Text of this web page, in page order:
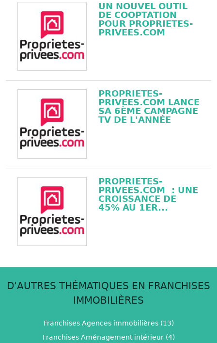
UN NOUVEL OUTIL
DE COOPTATION
POUR PROPRIETES-
PRIVEES.COM
PROPRIETES-
PRIVEES.COM LANCE
SA 6ÈME CAMPAGNE
TV DE L'ANNÉE
PROPRIETES-
PRIVEES.COM : UNE
CROISSANCE DE
45% AU 1ER...
D'AUTRES THÉMATIQUES EN FRANCHISES
IMMOBILIÈRES
Franchises Agences immobilières (13)
Franchises Aménagement intérieur (4)